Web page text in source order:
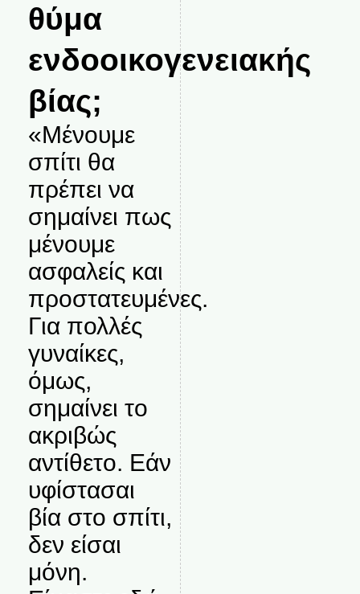
θύμα
ενδοοικογενειακής
βίας;
«Μένουμε
σπίτι θα
πρέπει να
σημαίνει πως
μένουμε
ασφαλείς και
προστατευμένες.
Για πολλές
γυναίκες,
όμως,
σημαίνει το
ακριβώς
αντίθετο. Εάν
υφίστασαι
βία στο σπίτι,
δεν είσαι
μόνη.